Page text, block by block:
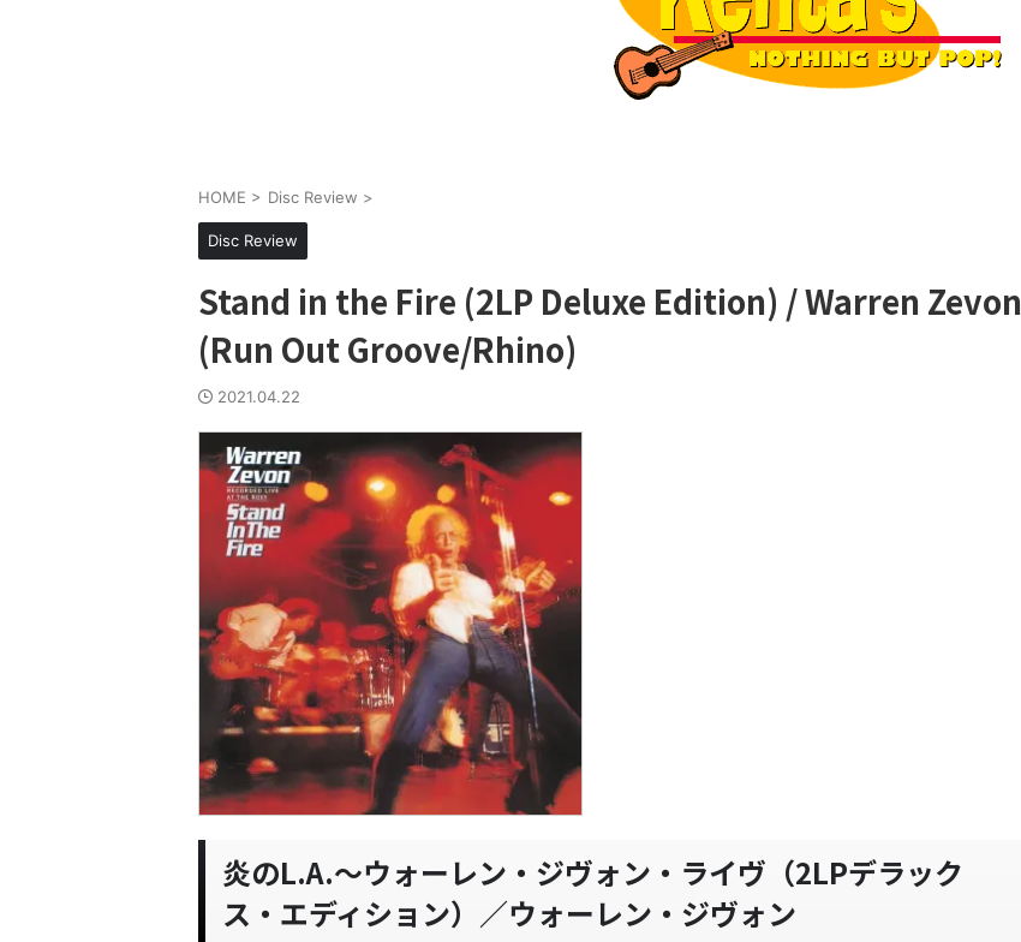
HOME > Disc Review >
Disc Review
Stand in the Fire (2LP Deluxe Edition) / Warren Zevon
(Run Out Groove/Rhino)
2021.04.22
炎のL.A.〜ウォーレン・ジヴォン・ライヴ（2LPデラック
ス・エディション）／ウォーレン・ジヴォン